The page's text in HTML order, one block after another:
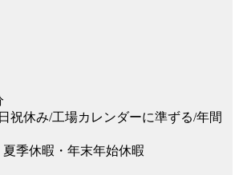
祝休み/工場カレンダーに準ずる/年間
季休暇・年末年始休暇